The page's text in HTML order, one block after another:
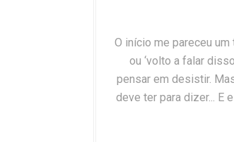
O início me pareceu
ou ‘volto a falar
pensar em desistir.
deve ter para dizer... E